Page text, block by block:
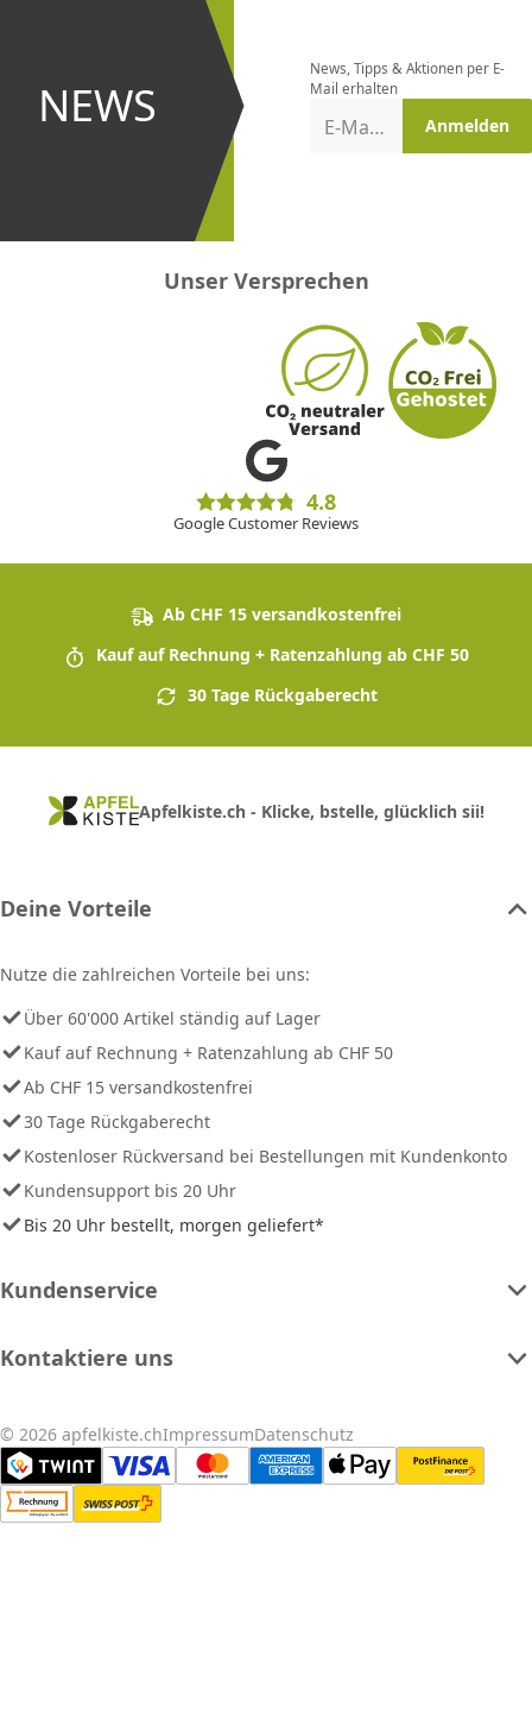
NEWS
und bei
Aktionen
News, Tipps & Aktionen per E-
Mail erhalten
E-Mail-Adresse Anmelden
Unser Versprechen
4.8
Google Customer Reviews
Ab CHF 15 versandkostenfrei
Kauf auf Rechnung + Ratenzahlung ab CHF 50
30 Tage Rückgaberecht
Apfelkiste.ch - Klicke, bstelle, glücklich sii!
Deine Vorteile
Nutze die zahlreichen Vorteile bei uns:
Über 60'000 Artikel ständig auf Lager
Kauf auf Rechnung + Ratenzahlung ab CHF 50
Ab CHF 15 versandkostenfrei
30 Tage Rückgaberecht
Kostenloser Rückversand bei Bestellungen mit Kundenkonto
Kundensupport bis 20 Uhr
Bis 20 Uhr bestellt, morgen geliefert*
Kundenservice
Kontaktiere uns
© 2026 apfelkiste.chImpressumDatenschutz